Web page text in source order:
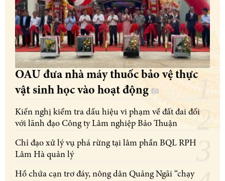
OAU đưa nhà máy thuốc bảo vệ thực
vật sinh học vào hoạt động
Kiến nghị kiểm tra dấu hiệu vi phạm về đất đai đối
với lãnh đạo Công ty Lâm nghiệp Bảo Thuận
Chỉ đạo xử lý vụ phá rừng tại lâm phần BQL RPH
Lâm Hà quản lý
Hồ chứa cạn trơ đáy, nông dân Quảng Ngãi “chạy